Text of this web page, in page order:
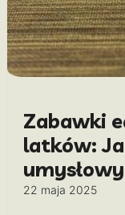
Zabawki
latków:
22 maja 2025